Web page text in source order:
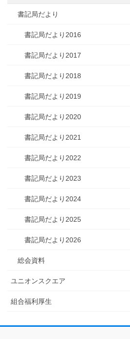
書記局だより
書記局だより2016
書記局だより2017
書記局だより2018
書記局だより2019
書記局だより2020
書記局だより2021
書記局だより2022
書記局だより2023
書記局だより2024
書記局だより2025
書記局だより2026
総会資料
ユニオンスクエア
組合福利厚生